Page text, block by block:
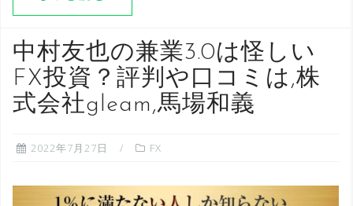
中村友也の兼業3.0は怪しい
FX投資？評判や口コミは,株
式会社gleam,馬場和義
2022年7月27日 FX